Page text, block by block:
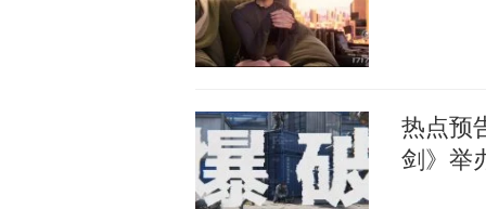
热点预
剑》举